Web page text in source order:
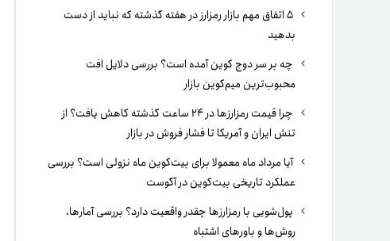
۵ اتفاق مهم بازار رمزارز در هفته گذشته که نباید از دست
بدهید
چه بر سر دوج کوین آمده است؟ بررسی دلایل افت
محبوب‌ترین میم‌کوین بازار
چرا قیمت رمزارزها در ۲۴ ساعت گذشته کاهش یافت؟ از
تنش ایران و آمریکا تا فشار فروش در بازار
آیا مرداد ماه معمولا برای بیت‌کوین ماه نزولی است؟ بررسی
عملکرد تاریخی بیت‌کوین در آگوست
پول‌شویی با رمزارزها چقدر واقعیت دارد؟ بررسی آمارها،
روش‌ها و باورهای اشتباه